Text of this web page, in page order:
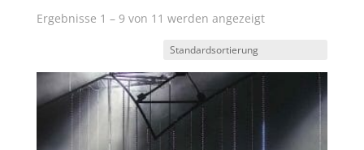
Ergebnisse 1 – 9 von 11 werden angezeigt